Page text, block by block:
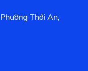
Thới An,